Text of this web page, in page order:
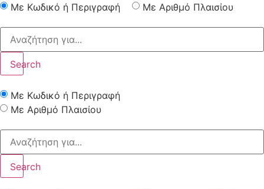
Με Κωδικό ή Περιγραφή Με Αριθμό Πλαισίου
Search
Με Κωδικό ή Περιγραφή
Με Αριθμό Πλαισίου
Search